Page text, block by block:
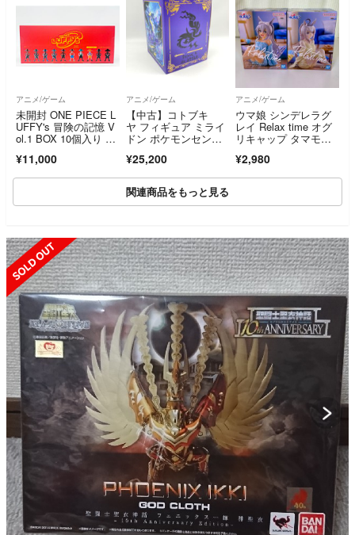
アニメ/ゲーム
未開封 ONE PIECE L
UFFY's 冒険の記憶 V
ol.1 BOX 10個入り 90
TS R2607-103
¥11,000
アニメ/ゲーム
【中古】コトブキ
ヤ フィギュア ミライ
ドン ポケモンセンタ
トモンスター スカー
レット・バイオレット
[6][240006580907]
¥25,200
アニメ/ゲーム
ウマ娘 シンデレラグ
レイ Relax time オグ
リキャップ タマモク
セット
¥2,980
関連商品をもっと見る
SOLD OUT